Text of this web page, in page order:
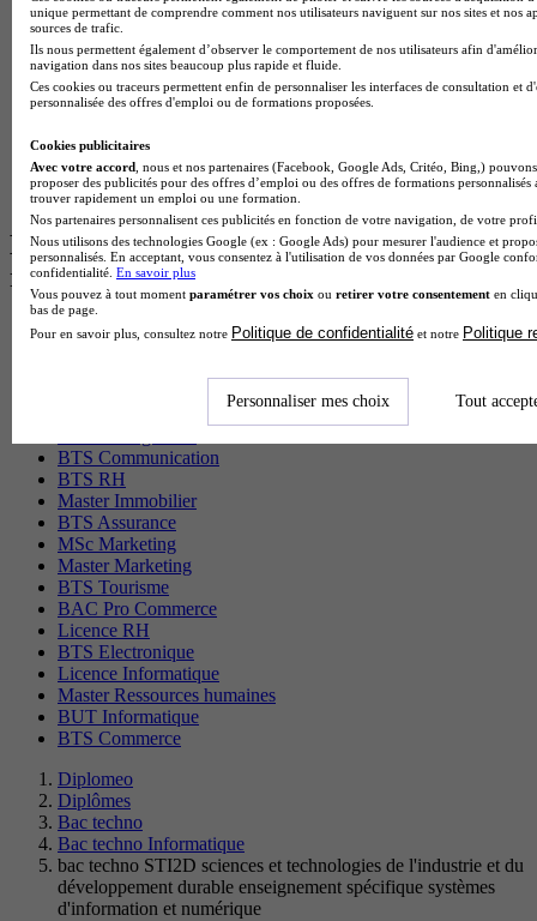
BTS Gpme en alternance
Cap Electricien en alternance
BTS Gpn en alternance
BTS Domotique en alternance
BAC Pro Agora en alternance
BTS Iris en alternance
BTS Tpl en alternance
BTS Ati en alternance
Les diplômes par filière les plus
recherchés
CS Sport
BTS Communication
BTS RH
Master Immobilier
BTS Assurance
MSc Marketing
Master Marketing
BTS Tourisme
BAC Pro Commerce
Licence RH
BTS Electronique
Licence Informatique
Master Ressources humaines
BUT Informatique
BTS Commerce
Diplomeo
Diplômes
Bac techno
Bac techno Informatique
bac techno STI2D sciences et technologies de l'industrie et du
développement durable enseignement spécifique systèmes
d'information et numérique
unique permettant de comprendre comment nos utilisateurs naviguent sur nos sites et nos
sources de trafic.
Ils nous permettent également d’observer le comportement de nos utilisateurs afin
navigation dans nos sites beaucoup plus rapide et fluide.
Ces cookies ou traceurs permettent enfin de personnaliser les interfaces de consultation et
personnalisée des offres d'emploi ou de formations proposées.
Cookies publicitaires
Avec votre accord , nous et nos partenaires (Facebook, Google Ads, Critéo, Bing,)
proposer des publicités pour des offres d’emploi ou des offres de formations
trouver rapidement un emploi ou une formation.
Nos partenaires personnalisent ces publicités en fonction de votre navigation, de votre
Nous utilisons des technologies Google (ex : Google Ads) pour mesurer l'audience et
personnalisés. En acceptant, vous consentez à l'utilisation de vos données par Google
confidentialité. En savoir plus
Vous pouvez à tout moment paramétrer vos choix ou retirer votre consentement en
bas de page.
Pour en savoir plus, consultez notre Politique de confidentialité et notre Politique
Personnaliser mes choix Tout